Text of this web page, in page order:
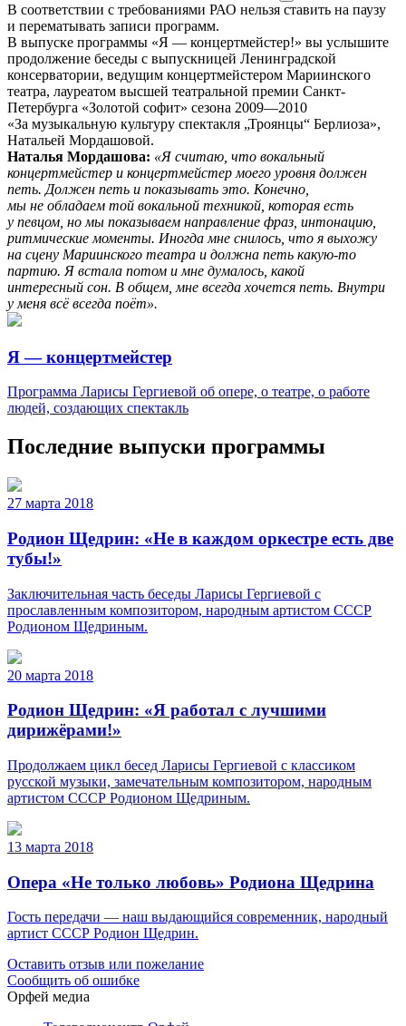
В соответствии с требованиями РАО нельзя ставить на паузу
и перематывать записи программ.
В выпуске программы «Я — концертмейстер!» вы услышите
продолжение беседы с выпускницей Ленинградской
консерватории, ведущим концертмейстером Мариинского
театра, лауреатом высшей театральной премии Санкт-
Петербурга «Золотой софит» сезона 2009—2010
«За музыкальную культуру спектакля „Троянцы“ Берлиоза»,
Натальей Мордашовой.
Наталья Мордашова: «Я считаю, что вокальный
концертмейстер и концертмейстер моего уровня должен
петь. Должен петь и показывать это. Конечно,
мы не обладаем той вокальной техникой, которая есть
у певцом, но мы показываем направление фраз, интонацию,
ритмические моменты. Иногда мне снилось, что я выхожу
на сцену Мариинского театра и должна петь какую-то
партию. Я встала потом и мне думалось, какой
интересный сон. В общем, мне всегда хочется петь. Внутри
у меня всё всегда поёт».
Я — концертмейстер
Программа Ларисы Гергиевой об опере, о театре, о работе
людей, создающих спектакль
Последние выпуски программы
27 марта 2018
Родион Щедрин: «Не в каждом оркестре есть две
тубы!»
Заключительная часть беседы Ларисы Гергиевой с
прославленным композитором, народным артистом СССР
Родионом Щедриным.
20 марта 2018
Родион Щедрин: «Я работал с лучшими
дирижёрами!»
Продолжаем цикл бесед Ларисы Гергиевой с классиком
русской музыки, замечательным композитором, народным
артистом СССР Родионом Щедриным.
13 марта 2018
Опера «Не только любовь» Родиона Щедрина
Гость передачи — наш выдающийся современник, народный
артист СССР Родион Щедрин.
Оставить отзыв или пожелание
Сообщить об ошибке
Орфей медиа